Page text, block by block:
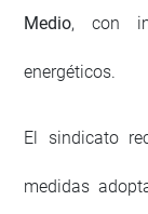
Medio, con
energéticos.
El sindicato
medidas